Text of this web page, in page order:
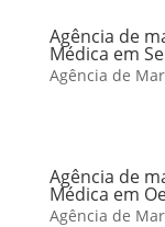
Agência de
Médica em
Agência de
Agência de
Médica em
Agência de